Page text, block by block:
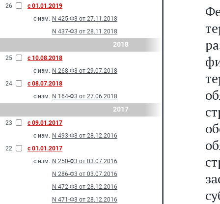
26
с 01.01.2019
с изм. N 425-Ф3 от 27.11.2018
N 437-Ф3 от 28.11.2018
2018
25
с 10.08.2018
с изм. N 268-Ф3 от 29.07.2018
24
с 08.07.2018
с изм. N 164-Ф3 от 27.06.2018
2017
23
с 09.01.2017
с изм. N 493-Ф3 от 28.12.2016
22
с 01.01.2017
с изм. N 250-Ф3 от 03.07.2016
N 286-Ф3 от 03.07.2016
N 472-Ф3 от 28.12.2016
N 471-Ф3 от 28.12.2016